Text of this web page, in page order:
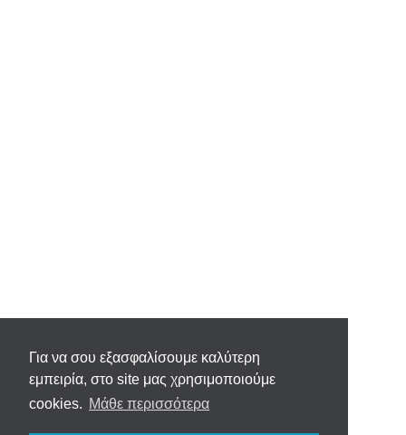
Για να σου εξασφαλίσουμε καλύτερη
εμπειρία, στο site μας χρησιμοποιούμε
cookies. Μάθε περισσότερα